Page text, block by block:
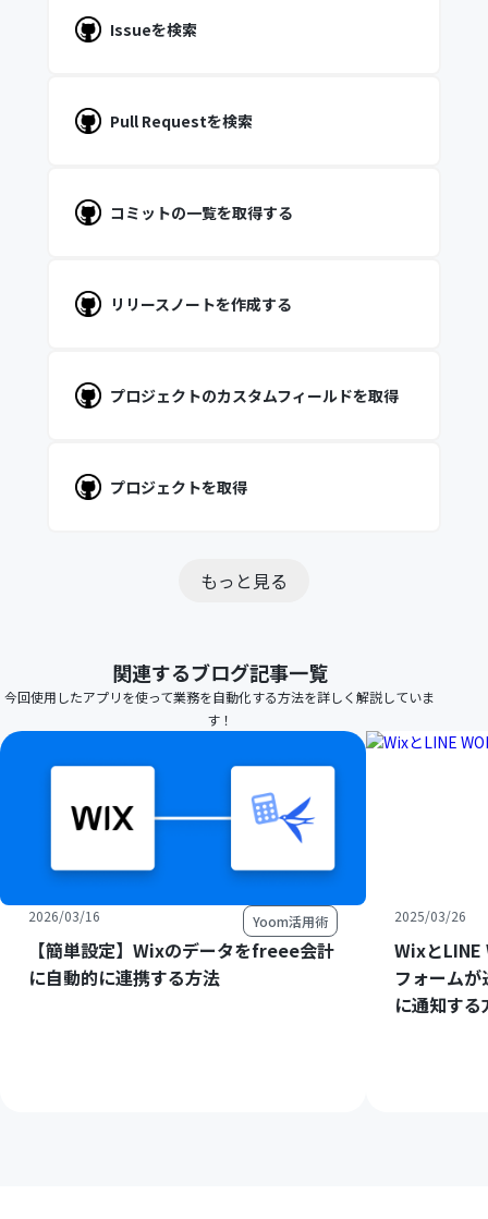
Issueを検索
Pull Requestを検索
コミットの一覧を取得する
リリースノートを作成する
プロジェクトのカスタムフィールドを取得
プロジェクトを取得
もっと見る
関連するブログ記事一覧
今回使用したアプリを使って業務を自動化する方法を詳しく解説していま
す！
2026/03/16 Yoom活用術
【簡単設定】Wixのデータをfreee会計
に自動的に連携する方法
2025/03/26
WixとLINE
フォーム
に通知する